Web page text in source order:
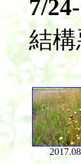
7/
結